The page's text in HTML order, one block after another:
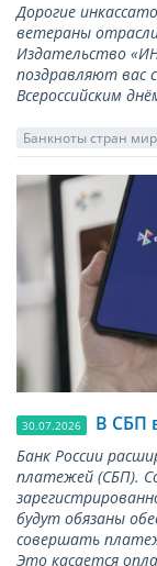
Дорогие
ветераны
Издательство
поздравляют вас
Всероссийским
Банкноты стран
30.07.2026 В СБП
Банк России
платежей (СБП).
будут обязаны
совершать
Это касается